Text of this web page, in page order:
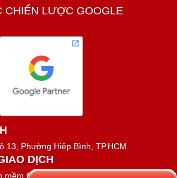
CHIẾN LƯỢC GOOGLE
13, Phường Hiệp Bình, TP.HCM.
DỊCH
mềm Quang Trung